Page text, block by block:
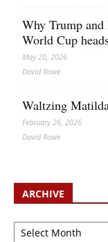
Why Trump and
World Cup
May 20, 2026
David Rowe
Waltzing
February 26, 2026
David Rowe
ARCHIVE
Archive